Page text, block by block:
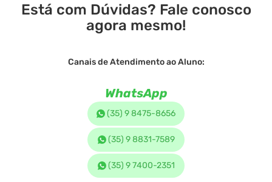
Está com Dúvidas? Fale conosco
agora mesmo!
Canais de Atendimento ao Aluno:
WhatsApp
(35) 9 8475-8656
(35) 9 8831-7589
(35) 9 7400-2351